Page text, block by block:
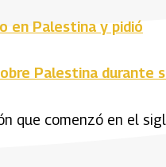
en Palestina y pidió
Palestina durante
que comenzó en el